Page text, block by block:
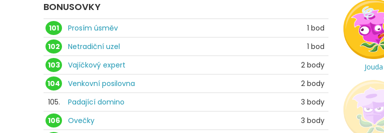
BONUSOVKY
101 Prosím úsměv
1 bod
102
Netradiční uzel
1 bod
103
Vajíčkový expert
2 body
104
Venkovní posilovna
2 body
105.
Padající domino
3 body
106
Ovečky
3 body
Jouda